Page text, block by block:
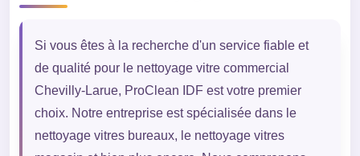
Si vous êtes à la recherche d'un service fiable et
de qualité pour le nettoyage vitre commercial
Chevilly-Larue, ProClean IDF est votre premier
choix. Notre entreprise est spécialisée dans le
nettoyage vitres bureaux, le nettoyage vitres